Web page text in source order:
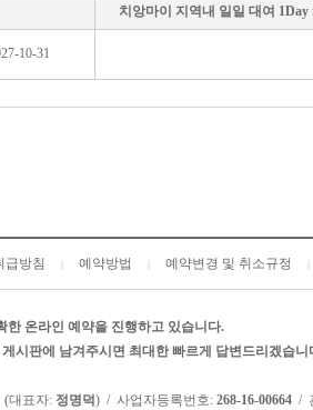
치앙마이 지역내 일일 대여
10-31
급방침 예약방법 예약변경 및 취소규정
한 온라인 예약을 진행하고 있습니다.
시판에 남겨주시면 최대한 빠르게 답변드리겠습니
(대표자: 정명덕) / 사업자등록번호: 268-16-00664 /